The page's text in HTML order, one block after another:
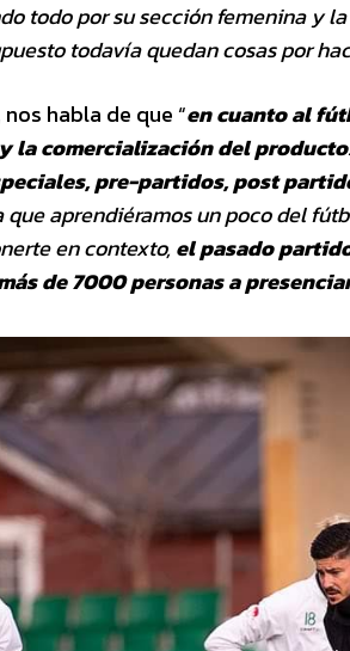
todo por su sección femenina y
todavía quedan cosas por
habla de que “en cuanto al
la comercialización del producto
pre-partidos, post
aprendiéramosun poco del
en contexto, el pasado
de 7000 personas a